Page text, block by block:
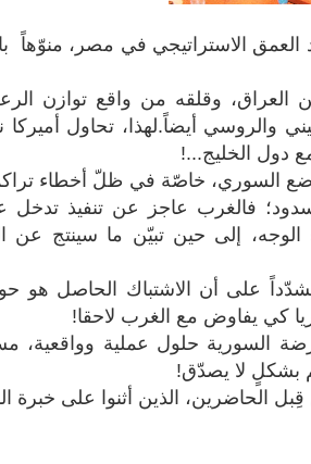
العمق الاستراتيجي في مصر، منوّهاً
وقلقه من واقع توازن
والروسي أيضاً.لهذا، تحاول
دول الخليج...!
السوري، خاصّة في ظلّ أخطاء
مسدود؛ فالغرب عاجز عن تنفيذ
إلى حين تبيّن ما سينتج عن
على أن الاشتباك الحاصل هو
كي يفاوض مع الغرب لاحقا!
السورية حلول عملية وواقعية،
بشكلٍ لا يصدّق!
الحاضرين، الذين أثنوا على